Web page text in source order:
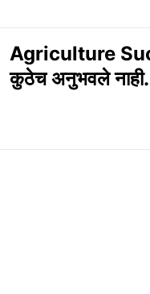
Agriculture
कुठेच अनुभवले